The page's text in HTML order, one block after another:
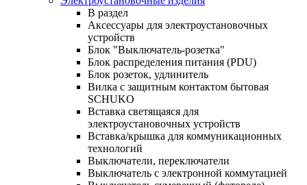
В раздел
Аксессуары для электроустановочных
устройств
Блок "Выключатель-розетка"
Блок распределения питания (PDU)
Блок розеток, удлинитель
Вилка с защитным контактом бытовая
SCHUKO
Вставка светящаяся для
электроустановочных устройств
Вставка/крышка для коммуникационных
технологий
Выключатели, переключатели
Выключатель с электронной коммутацией